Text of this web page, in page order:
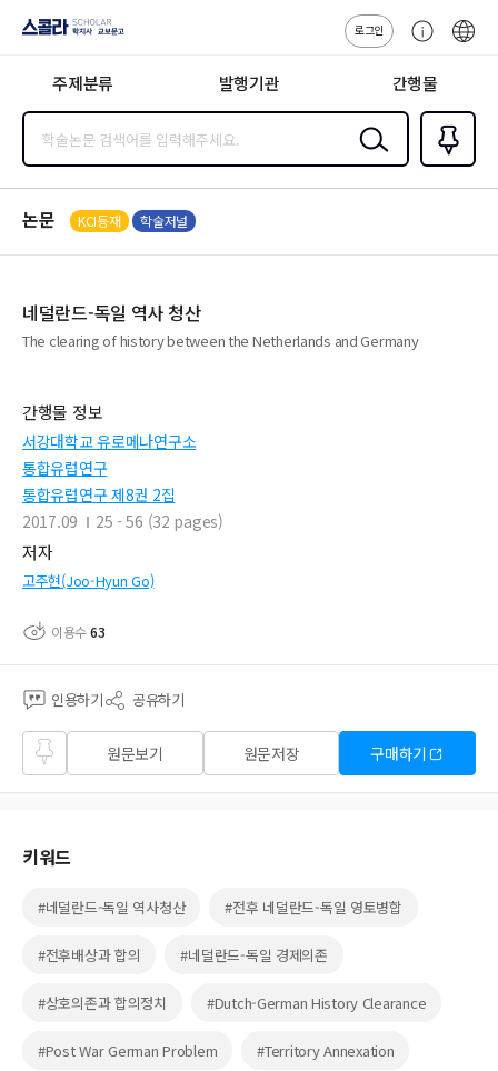
지사·교보문고
로그인
센
주제분류 발행기관 간행물
검색
즐겨찾
기0
논문 KCI등재 학술저널
네덜란드-독일 역사 청산
The clearing of history between the Netherlands and Germany
간행물 정보
서강대학교 유로메나연구소
통합유럽연구
통합유럽연구 제8권 2집
2017.09
25 - 56 (32 pages)
저자
고주현(Joo-Hyun Go)
이용수63
인용하기 공유하기
즐겨
찾기
원문보기 원문저장 구매하기
키워드
#네덜란드-독일 역사청산 #전후 네덜란드-독일 영토병합
#전후배상과 합의 #네덜란드-독일 경제의존
#상호의존과 합의정치 #Dutch-German History Clearance
#Post War German Problem #Territory Annexation